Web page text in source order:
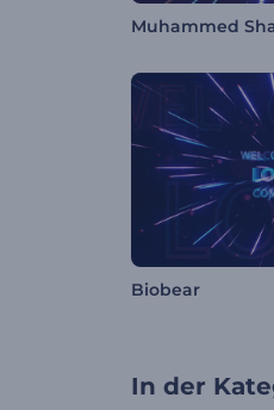
Muhammed
Biobear
In der